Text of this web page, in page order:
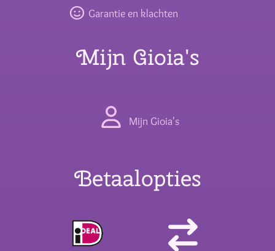
Garantie en klachten
Mijn Gioia's
Mijn Gioia's
Betaalopties